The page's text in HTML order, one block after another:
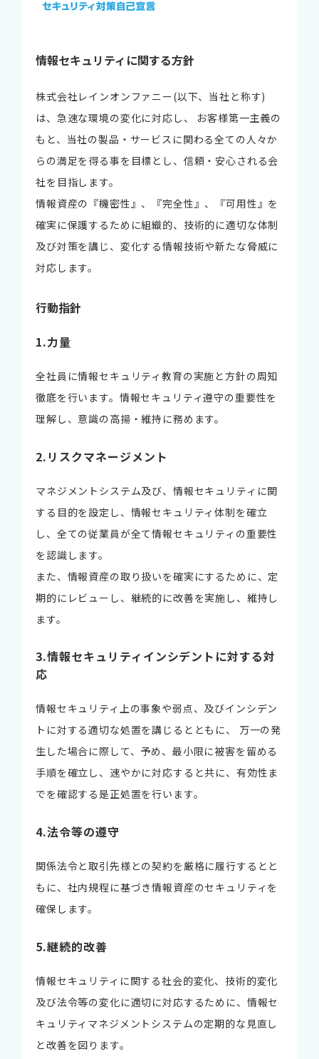
情報セキュリティに関する方針
株式会社レインオンファニー(以下、当社と称す)
は、急速な環境の変化に対応し、 お客様第一主義の
もと、当社の製品・サービスに関わる全ての人々か
らの満足を得る事を目標とし、信頼・安心される会
社を目指します。
情報資産の『機密性』、『完全性』、『可用性』を
確実に保護するために組織的、技術的に適切な体制
及び対策を講じ、変化する情報技術や新たな脅威に
対応します。
行動指針
1.力量
全社員に情報セキュリティ教育の実施と方針の周知
徹底を行います。情報セキュリティ遵守の重要性を
理解し、意識の高揚・維持に務めます。
2.リスクマネージメント
マネジメントシステム及び、情報セキュリティに関
する目的を設定し、情報セキュリティ体制を確立
し、全ての従業員が全て情報セキュリティの重要性
を認識します。
また、情報資産の取り扱いを確実にするために、定
期的にレビューし、継続的に改善を実施し、維持し
ます。
3.情報セキュリティインシデントに対する対
応
情報セキュリティ上の事象や弱点、及びインシデン
トに対する適切な処置を講じるとともに、 万一の発
生した場合に際して、予め、最小限に被害を留める
手順を確立し、速やかに対応すると共に、有効性ま
でを確認する是正処置を行います。
4.法令等の遵守
関係法令と取引先様との契約を厳格に履行するとと
もに、社内規程に基づき情報資産のセキュリティを
確保します。
5.継続的改善
情報セキュリティに関する社会的変化、技術的変化
及び法令等の変化に適切に対応するために、情報セ
キュリティマネジメントシステムの定期的な見直し
と改善を図ります。